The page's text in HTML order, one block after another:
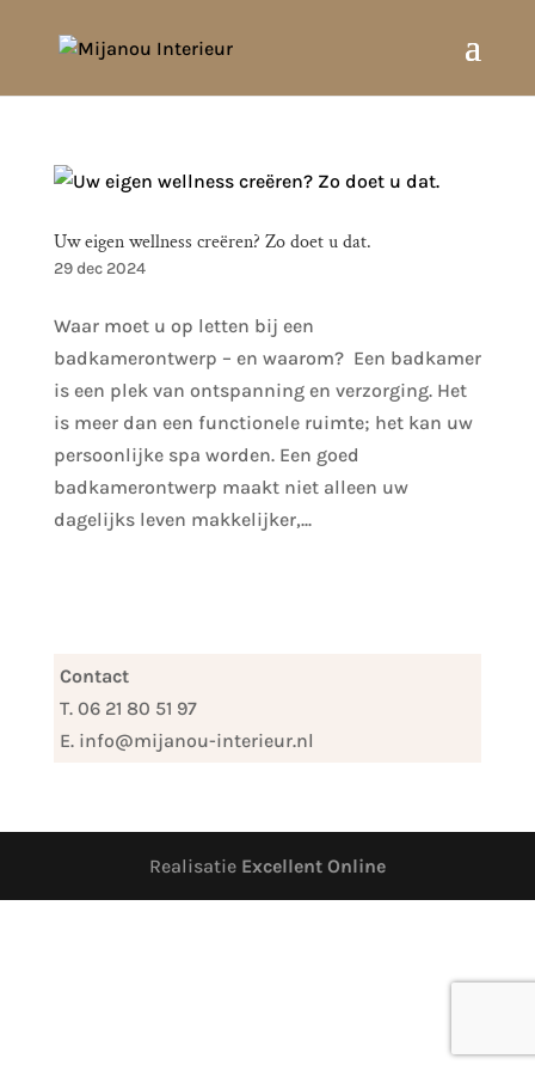
Uw eigen wellness creëren? Zo doet u dat.
29 dec 2024
Waar moet u op letten bij een
badkamerontwerp – en waarom? Een badkamer
is een plek van ontspanning en verzorging. Het
is meer dan een functionele ruimte; het kan uw
persoonlijke spa worden. Een goed
badkamerontwerp maakt niet alleen uw
dagelijks leven makkelijker,...
Contact
T. 06 21 80 51 97
E. info@mijanou-interieur.nl
Realisatie Excellent Online